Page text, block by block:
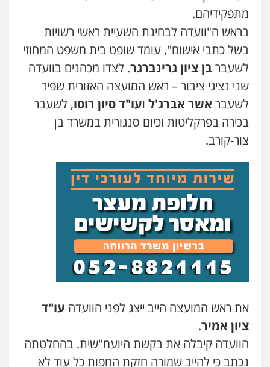
משרד עורכי דין חן ברוך
פלילי דיני תעבורה מעצרים וחקירות
0505078733
עו"ד קארין לגטיוי
מעצרים וחקירות
עו"ד ירון גיגי
פלילי צווארון לבן מעצרים
0522249087
עו"ד רועי אטיאס
משפט פלילי פשיעה חמורה צווארון לבן
525043999
מעצרים וחקירות
0526555488
מתפקידיהם.
בראש ה"וועדה לבחינת השעיית ראשי רשויות
בשל כתבי אישום", עומד שופט בית משפט המחוזי
לשעבר בן ציון גרינברגר. לצדו מכהנים בוועדה
שני נציגי ציבור – ראש המועצה האזורית שפיר
לשעבר אשר אברג'ל ועו"ד סיון רוסו, לשעבר
בכירה בפרקליטות וכיום סנגורית במשרד בן
צור-קורב.
את ראש המועצה הייב ייצג לפני הוועדה עו"ד
ציון אמיר.
הוועדה קיבלה את בקשת היועמ"שית. בהחלטתה
נכתב כי להייב שמורה חזקת החפות כל עוד לא
עו"ד דותן דניאלי
פלילי פשיעה חמורה צווארון לבן פשיעה
כלכלית עורכי דין לענייני אסירים נוער
0542442982
פלילי פשיעה חמורה חקירות ומעצרים
נוער עורכי דין לענייני אסירים תעבורה
0549475678
עו"ד אורנת קמרון
פלילי תעבורה עורכי דין לענייני אסירים
משפחה נוער
0505417090
פלילי עורכי דין לענייני אסירים תעבורה
עו"ד אייל אביטל